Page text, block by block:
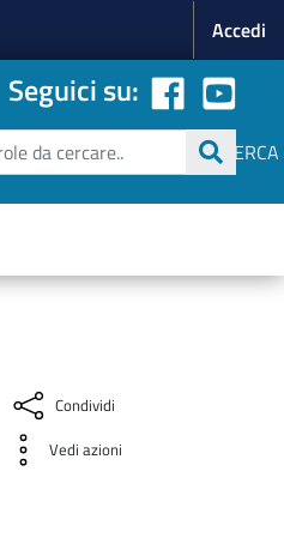
Accedi
Seguici su:
Cerca
CERCA
Condividi
Vedi azioni